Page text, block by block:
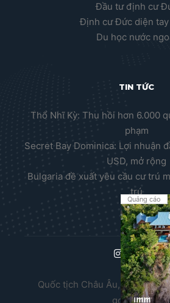
Đầu tư định cư
Định cư Đức diện
Du học nước
TIN TỨC
Thổ Nhĩ Kỳ: Thu hồi hơn 6.000
phạm
Secret Bay Dominica: Lợi nhuận
USD, mở rộng
Bulgaria đề xuất yêu cầu cư trú
trú
Quốc tịch Châu Âu, Thường
golden visa
Quảng cáo